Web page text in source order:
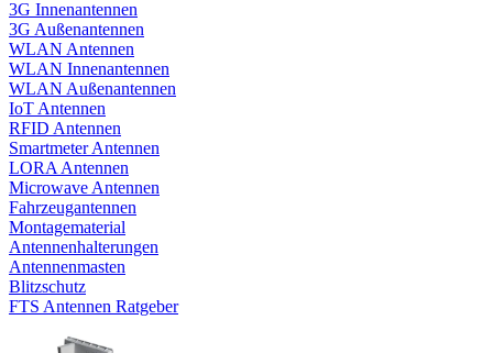
3G Innenantennen
3G Außenantennen
WLAN Antennen
WLAN Innenantennen
WLAN Außenantennen
IoT Antennen
RFID Antennen
Smartmeter Antennen
LORA Antennen
Microwave Antennen
Fahrzeugantennen
Montagematerial
Antennenhalterungen
Antennenmasten
Blitzschutz
FTS Antennen Ratgeber